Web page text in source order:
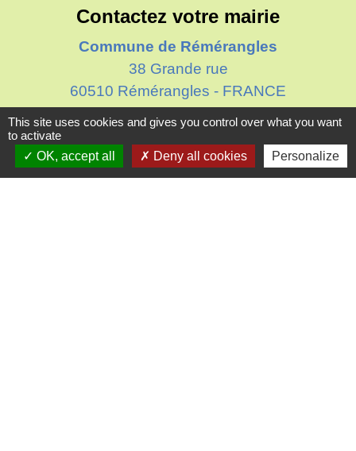
Contactez votre mairie
Commune de Rémérangles
38 Grande rue
60510 Rémérangles - FRANCE
This site uses cookies and gives you control over what you want
to activate
OK, accept all
Deny all cookies Personalize